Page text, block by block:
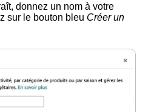
donnez un nom à votre
sur le bouton bleu Créer un